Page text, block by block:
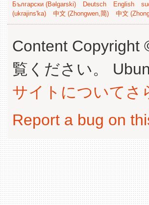
Български (Bəlgarski) Deutsch English
(ukrajins'ka)
中文 (Zhongwen,简) 中文
Content Copyright
覧ください。
サイトについてさ
Report a bug on